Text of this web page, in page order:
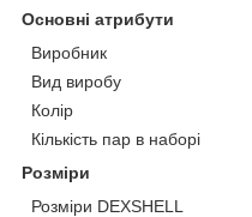
Основні атрибути
Виробник
Вид виробу
Колір
Кількість пар в наборі
Розміри
Розміри DEXSHELL